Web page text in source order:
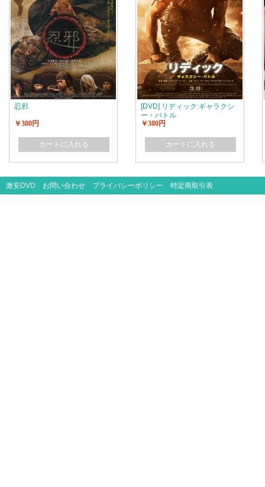
忍邪
￥380円
カートに入れる
[DVD] リディック:ギャラクシ
ー・バトル
￥380円
カートに入れる
激安DVD お問い合わせ プライバシーポリシー 特定商取引表